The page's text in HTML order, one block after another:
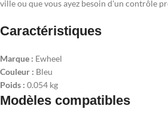
ville ou que vous ayez besoin d'un contrôle
Caractéristiques
Marque : Ewheel
Couleur : Bleu
Poids : 0.054 kg
Modèles compatibles